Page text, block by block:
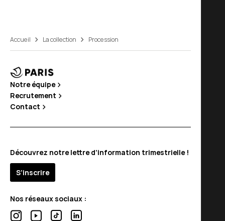
Accueil La collection Procession
Notre équipe
Recrutement
Contact
Découvrez notre lettre d’information trimestrielle !
S’inscrire
Nos réseaux sociaux :